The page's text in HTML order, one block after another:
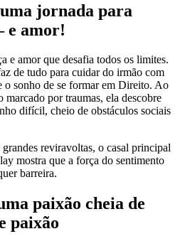
jornada para
e amor!
e amor que desafia todos os limites.
de tudo para cuidar do irmão com
o sonho de se formar em Direito. Ao
marcado por traumas, ela descobre
difícil, cheio de obstáculos sociais
reviravoltas, o casal principal
mostra que a força do sentimento
barreira.
paixão cheia de
paixão